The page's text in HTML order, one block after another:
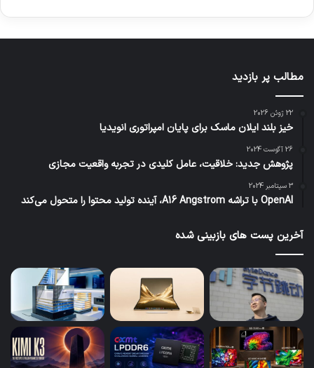
مطالب پر بازدید
22 ژوئن 2026
خیز بلند ایلان ماسک برای پایان امپراتوری انویدیا
26 آگوست 2024
پژوهش جدید: خلاقیت، عامل کلیدی در تجربه واقعیت مجازی
3 سپتامبر 2024
OpenAI با تراشه A16 Angstrom، آینده تولید محتوا را متحول می‌کند
آخرین پست های بازبینی شده